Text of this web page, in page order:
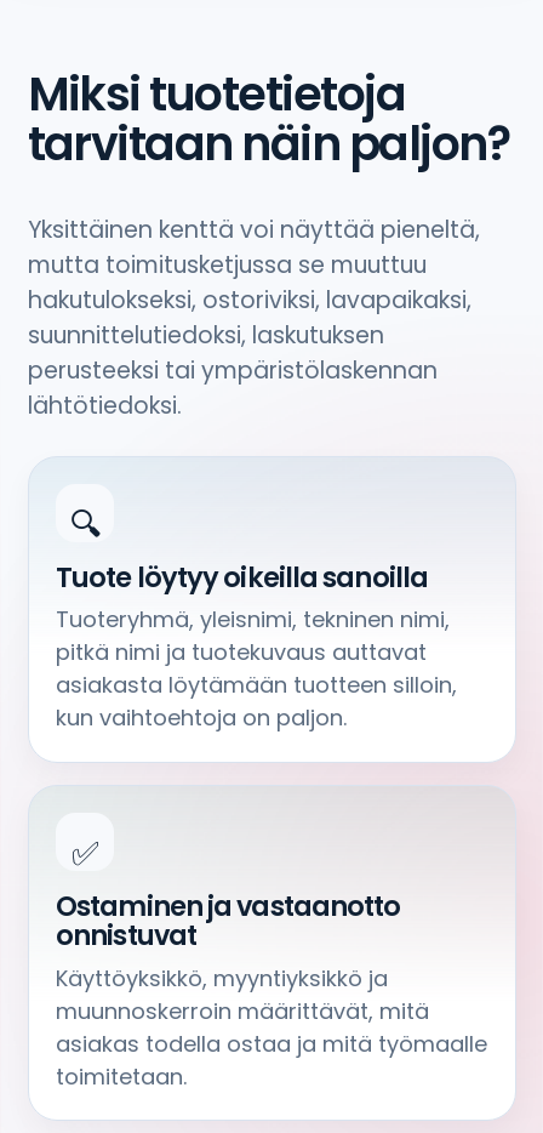
Miksi tuotetietoja
tarvitaan näin paljon?
Yksittäinen kenttä voi näyttää pieneltä,
mutta toimitusketjussa se muuttuu
hakutulokseksi, ostoriviksi, lavapaikaksi,
suunnittelutiedoksi, laskutuksen
perusteeksi tai ympäristölaskennan
lähtötiedoksi.
🔍
Tuote löytyy oikeilla sanoilla
Tuoteryhmä, yleisnimi, tekninen nimi,
pitkä nimi ja tuotekuvaus auttavat
asiakasta löytämään tuotteen silloin,
kun vaihtoehtoja on paljon.
✅
Ostaminen ja vastaanotto
onnistuvat
Käyttöyksikkö, myyntiyksikkö ja
muunnoskerroin määrittävät, mitä
asiakas todella ostaa ja mitä työmaalle
toimitetaan.